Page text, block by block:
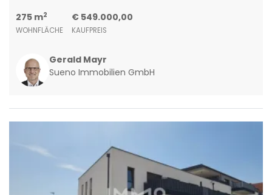
275 m2
WOHNFLÄCHE
€ 549.000,00
KAUFPREIS
Gerald Mayr
Sueno Immobilien GmbH